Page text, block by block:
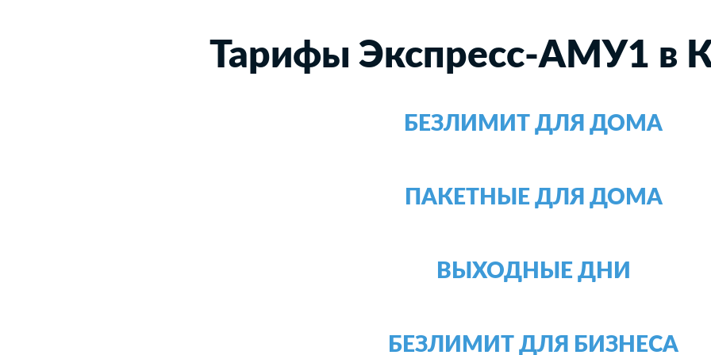
Тарифы Экспресс-АМУ1 в
БЕЗЛИМИТ ДЛЯ ДОМА
ПАКЕТНЫЕ ДЛЯ ДОМА
ВЫХОДНЫЕ ДНИ
БЕЗЛИМИТ ДЛЯ БИЗНЕСА